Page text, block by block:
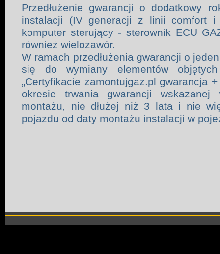
Przedłużenie gwarancji o dodatkowy
instalacji (IV generacji z linii comfort i
komputer sterujący - sterownik ECU
również wielozawór.
W ramach przedłużenia gwarancji o
się do wymiany elementów
„Certyfikacie zamontujgaz.pl gwarancja
okresie trwania gwarancji
montażu, nie dłużej niż 3 lata i nie
pojazdu od daty montażu instalacji w